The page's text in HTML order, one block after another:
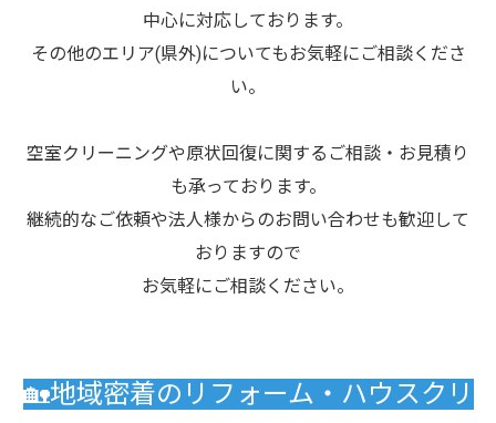
中心に対応しております。
その他のエリア(県外)についてもお気軽にご相談くださ
い。
空室クリーニングや原状回復に関するご相談・お見積り
も承っております。
継続的なご依頼や法人様からのお問い合わせも歓迎して
おりますので
お気軽にご相談ください。
🏡地域密着のリフォーム・ハウスクリ